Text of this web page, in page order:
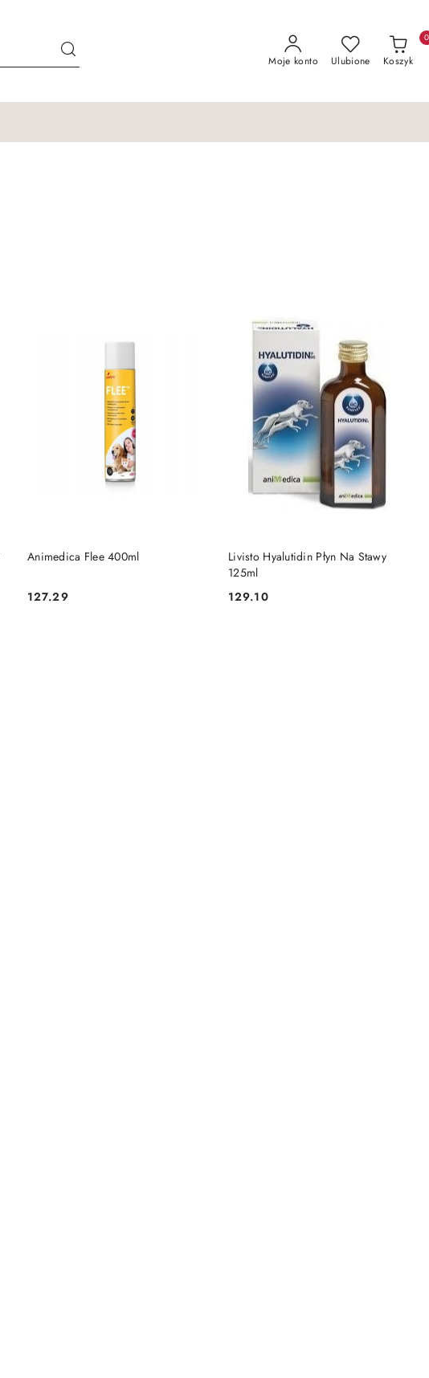
Moje konto Ulubione Koszyk
0
Animedica Flee 400ml
Cena:
127.29
DO KOSZYKA
Livisto Hyalutidin Płyn Na Stawy
125ml
Cena:
129.10
DO KOSZYKA